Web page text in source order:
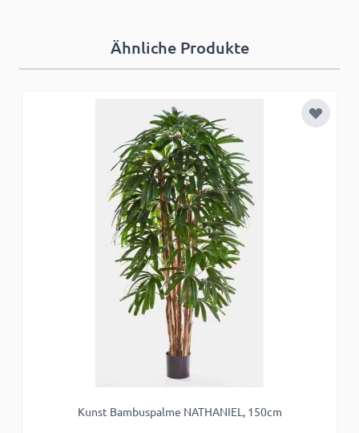
Ähnliche Produkte
Zur
Kunst Bambuspalme NATHANIEL, 150cm